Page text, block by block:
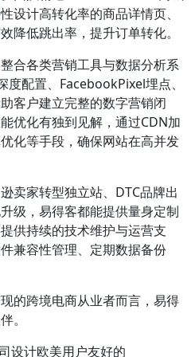
设计高转化率的商品详情页、
降低跳出率，提升订单转化。
合各类营销工具与数据分析系
配置、FacebookPixel埋点、
客户建立完整的数字营销闭
优化有独到见解，通过CDN加
化等手段，确保网站在高并发
卖家转型独立站、DTC品牌出
级，易得客都能提供量身定制
供持续的技术维护与运营支
兼容性管理、定期数据备份
的跨境电商从业者而言，易得
。
设计欧美用户友好的